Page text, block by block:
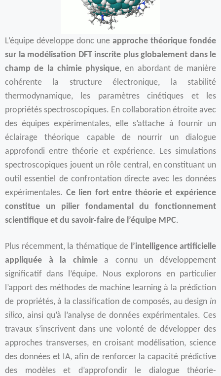
L’équipe développe donc une approche théorique fondée
sur la modélisation DFT inscrite plus globalement dans le
champ de la chimie physique, en abordant de manière
cohérente la structure électronique, la stabilité
thermodynamique, les paramètres cinétiques et les
propriétés spectroscopiques. En collaboration étroite avec
des équipes expérimentales, elle s’attache à fournir un
éclairage théorique capable de nourrir un dialogue
approfondi entre théorie et expérience. Les simulations
spectroscopiques jouent un rôle central, en constituant un
outil essentiel de confrontation directe avec les données
expérimentales. Ce lien fort entre théorie et expérience
constitue un pilier fondamental du fonctionnement
scientifique et du savoir-faire de l’équipe MPC.
Plus récemment, la thématique de l’intelligence artificielle
appliquée à la chimiea connu un développement
significatif dans l’équipe. Nous explorons en particulier
l’apport des méthodes de machine learning à la prédiction
de propriétés, à la classification de composés, au design in
silico, ainsi qu’à l’analyse de données expérimentales. Ces
travaux s’inscrivent dans une volonté de développer des
approches transverses, en croisant modélisation, science
des données et IA, afin de renforcer la capacité prédictive
des modèles et d’approfondir le dialogue théorie-